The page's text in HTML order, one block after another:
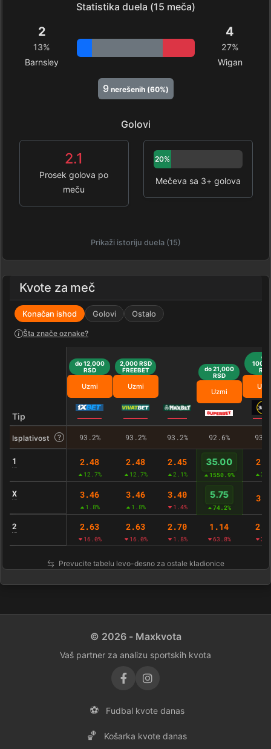
Statistika duela (15 meča)
2
13%
Barnsley
4
27%
Wigan
9 nerešenih (60%)
Golovi
2.1
Prosek golova po
meču
20%
Mečeva sa 3+ golova
Prikaži istoriju duela (15)
Kvote za meč
Konačan ishod Golovi Ostalo
Šta znače oznake?
Tip
do 12,000
RSD
Uzmi
2,000 RSD
FREEBET
Uzmi
do 21,000
RSD
Uzmi
do
RSD
Isplativost 93.2% 93.2% 93.2% 92.6%
1 2.48
12.7%
2.48
12.7%
2.45
2.1%
35.00
1550.9%
X 3.46
1.8%
3.46
1.8%
3.40
1.4%
5.75
74.2%
2 2.63
16.0%
2.63
16.0%
2.70
1.8%
1.14
63.8%
Prevucite tabelu levo-desno za ostale kladionice
© 2026 - Maxkvota
Vaš partner za analizu sportskih kvota
⚽ Fudbal kvote danas
🏀 Košarka kvote danas